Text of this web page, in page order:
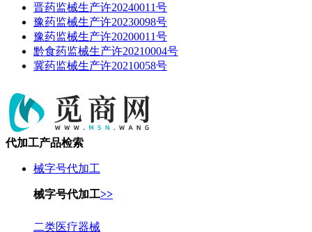
晋药监械生产许20240011号
豫药监械生产许20230098号
豫药监械生产许20200011号
黔食药监械生产许20210004号
冀药监械生产许20210058号
代加工产品检索
械字号代加工
械字号代加工>>
二类医疗器械